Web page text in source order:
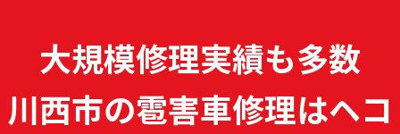
大規模修理実績も多数
川西市の雹害車修理はヘコ